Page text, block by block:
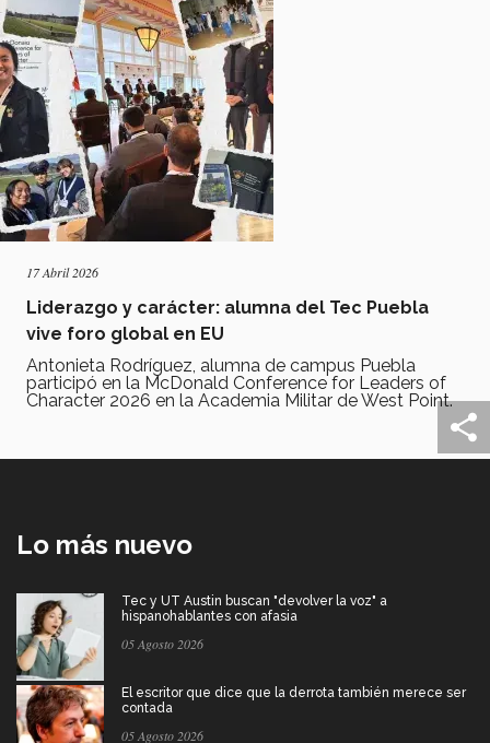
17 Abril 2026
Liderazgo y carácter: alumna del Tec Puebla
vive foro global en EU
Antonieta Rodríguez, alumna de campus Puebla
participó en la McDonald Conference for Leaders of
Character 2026 en la Academia Militar de West Point.
Lo más nuevo
Tec y UT Austin buscan "devolver la voz" a
hispanohablantes con afasia
05 Agosto 2026
El escritor que dice que la derrota también merece ser
contada
05 Agosto 2026